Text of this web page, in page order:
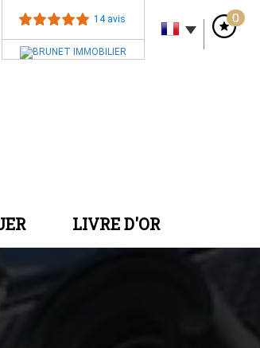
14 avis 0
LIVRE D'OR